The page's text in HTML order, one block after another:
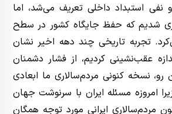
نفی استبداد داخلی تعریف می‌شد، اما
شدیم که حفظ جایگاه کشور در سطح
تجربه تاریخی چند دهه اخیر نشان
عقب‌نشینی کردیم، از فشار دشمنان
نسخه کنونی مردم‌سالاری ما ابعادی
امروزه مسئله ایران با سرنوشت جهان
مردم‌سالاری ایرانی مورد توجه همگان